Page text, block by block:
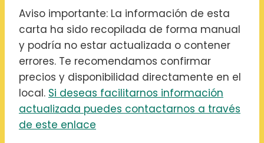
Aviso importante: La información de esta
carta ha sido recopilada de forma manual
y podría no estar actualizada o contener
errores. Te recomendamos confirmar
precios y disponibilidad directamente en el
local. Si deseas facilitarnos información
actualizada puedes contactarnos a través
de este enlace